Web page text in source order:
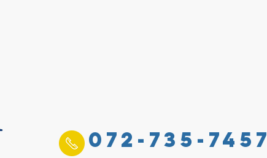
072-735-7457